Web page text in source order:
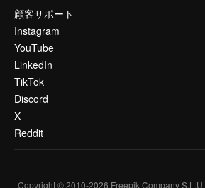
顧客サポート
Instagram
YouTube
LinkedIn
TikTok
Discord
X
Reddit
Copyright © 2010-2026 Freepik Company S.L.U.